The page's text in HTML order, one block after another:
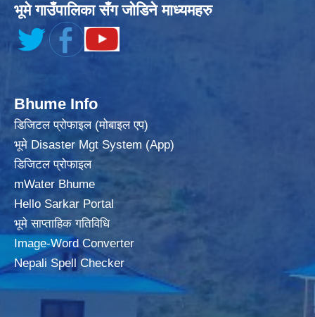
भूमे गाउँपालिका सँग जोडिने माध्यमहरु
Bhume Info
डिजिटल प्रोफाइल (मोबाइल एप)
भूमे Disaster Mgt System (App)
डिजिटल प्रोफाइल
mWater Bhume
Hello Sarkar Portal
भूमे साप्ताहिक गतिविधि
Image-Word Converter
Nepali Spell Checker